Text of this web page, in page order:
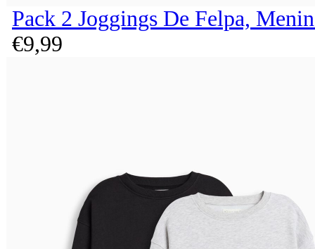
Pack 2 Joggings De Felpa,
€9,99